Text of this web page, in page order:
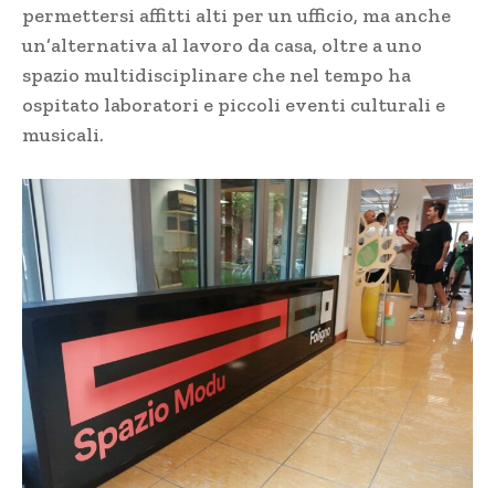
permettersi affitti alti per un ufficio, ma anche
un’alternativa al lavoro da casa, oltre a uno
spazio multidisciplinare che nel tempo ha
ospitato laboratori e piccoli eventi culturali e
musicali.